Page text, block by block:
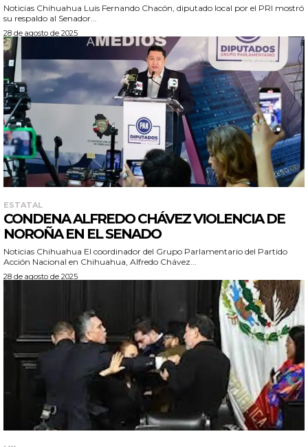
Noticias Chihuahua Luis Fernando Chacón, diputado local por el PRI mostró
su respaldo al Senador...
28 de agosto de 2025
ESTATAL
CONDENA ALFREDO CHÁVEZ VIOLENCIA DE
NOROÑA EN EL SENADO
Noticias Chihuahua El coordinador del Grupo Parlamentario del Partido
Acción Nacional en Chihuahua, Alfredo Chávez...
28 de agosto de 2025